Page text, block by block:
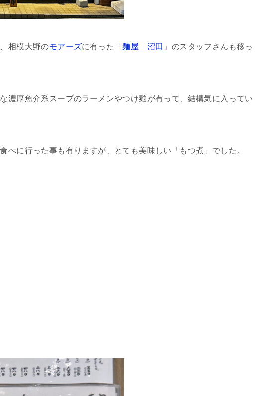
相模大野のモアーズに有った「麺屋 沼田 」のスタッフさんも移っ
濃厚魚介系スープのラーメンやつけ麺が有って、結構気に入ってい
べに行った事も有りますが、とても美味しい「もつ煮」でした。